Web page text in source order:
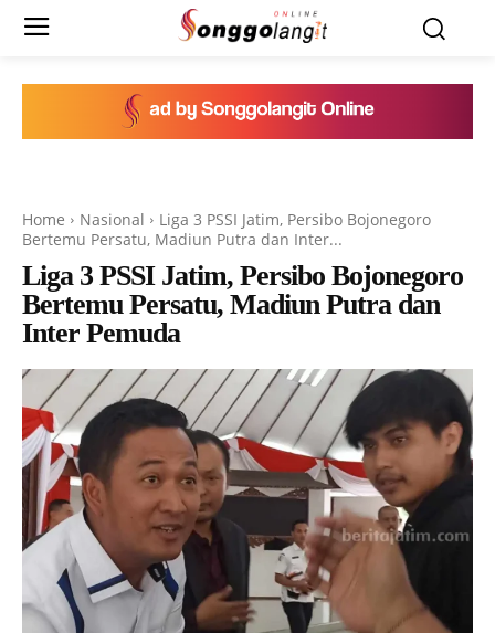
Home Nasional
Liga 3 PSSI Jatim, Persibo Bojonegoro
Bertemu Persatu, Madiun Putra dan Inter...
Liga 3 PSSI Jatim, Persibo Bojonegoro
Bertemu Persatu, Madiun Putra dan
Inter Pemuda